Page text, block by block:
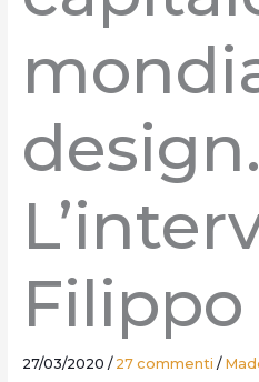
design.
27/03/2020 / 27 commenti /